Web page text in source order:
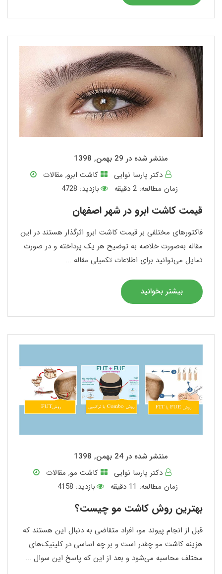
منتشر شده در 29 بهمن, 1398
دکتر پارسا نوایی
کاشت ابرو, مقالات
زمان مطالعه: 2 دقیقه بازدید: 4728
قیمت کاشت ابرو در شهر اصفهان
فاکتورهای مختلفی بر قیمت کاشت ابرو اثرگذار هستند در این
مقاله به‌صورت خلاصه به توضیح هر یک پرداخته و در صورت
تمایل می‌توانید برای اطلاعات تکمیلی مقاله ...
بیشتر بخوانید
منتشر شده در 24 بهمن, 1398
دکتر پارسا نوایی
کاشت مو, مقالات
زمان مطالعه: 11 دقیقه بازدید: 4158
بهترین روش کاشت مو چیست؟
قبل از انجام پیوند مو، افراد متقاضی به دنبال این هستند که
هزینه کاشت مو چقدر است و بر چه اساسی در کلینیک‌های
مختلف محاسبه می‌شود و بعد از این که پاسخ این سوال ...